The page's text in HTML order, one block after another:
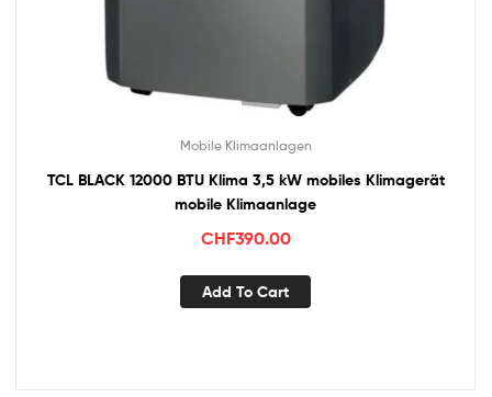
Mobile Klimaanlagen
TCL BLACK 12000 BTU Klima 3,5 kW mobiles Klimagerät
mobile Klimaanlage
CHF390.00
Add To Cart